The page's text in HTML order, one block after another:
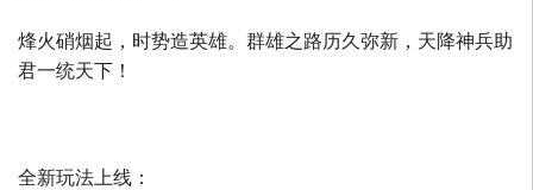
烽火硝烟起，时势造英雄。群雄之路历久弥新，天降神兵助
君一统天下！
全新玩法上线：